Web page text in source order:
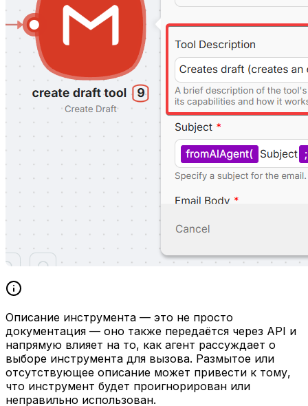
Описание инструмента — это не просто
документация — оно также передаётся через API и
напрямую влияет на то, как агент рассуждает о
выборе инструмента для вызова. Размытое или
отсутствующее описание может привести к тому,
что инструмент будет проигнорирован или
неправильно использован.